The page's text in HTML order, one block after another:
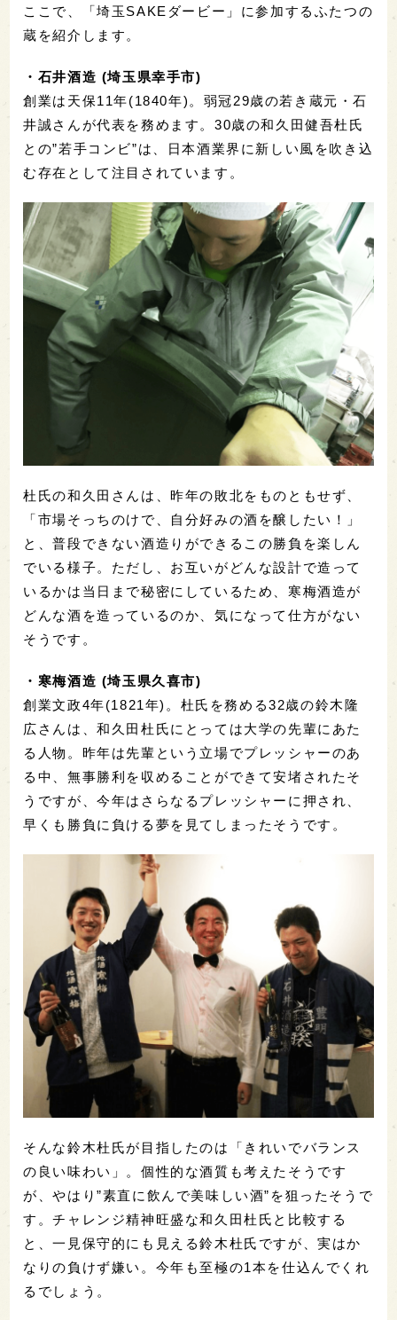
ここで、「埼玉SAKEダービー」に参加するふたつの
蔵を紹介します。
・石井酒造 (埼玉県幸手市)
創業は天保11年(1840年)。弱冠29歳の若き蔵元・石
井誠さんが代表を務めます。30歳の和久田健吾杜氏
との”若手コンビ”は、日本酒業界に新しい風を吹き込
む存在として注目されています。
杜氏の和久田さんは、昨年の敗北をものともせず、
「市場そっちのけで、自分好みの酒を醸したい！」
と、普段できない酒造りができるこの勝負を楽しん
でいる様子。ただし、お互いがどんな設計で造って
いるかは当日まで秘密にしているため、寒梅酒造が
どんな酒を造っているのか、気になって仕方がない
そうです。
・寒梅酒造 (埼玉県久喜市)
創業文政4年(1821年)。杜氏を務める32歳の鈴木隆
広さんは、和久田杜氏にとっては大学の先輩にあた
る人物。昨年は先輩という立場でプレッシャーのあ
る中、無事勝利を収めることができて安堵されたそ
うですが、今年はさらなるプレッシャーに押され、
早くも勝負に負ける夢を見てしまったそうです。
そんな鈴木杜氏が目指したのは「きれいでバランス
の良い味わい」。個性的な酒質も考えたそうです
が、やはり”素直に飲んで美味しい酒”を狙ったそうで
す。チャレンジ精神旺盛な和久田杜氏と比較する
と、一見保守的にも見える鈴木杜氏ですが、実はか
なりの負けず嫌い。今年も至極の1本を仕込んでくれ
るでしょう。